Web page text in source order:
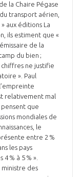
la Chaire Pégase
transport aérien,
aux éditions La
ils estiment que «
de la
du bien ;
chiffres ne justifie
». Paul
relativement mal
pensent que
mondiales de
le
entre 2 %
les pays
% à 5 % ».
des